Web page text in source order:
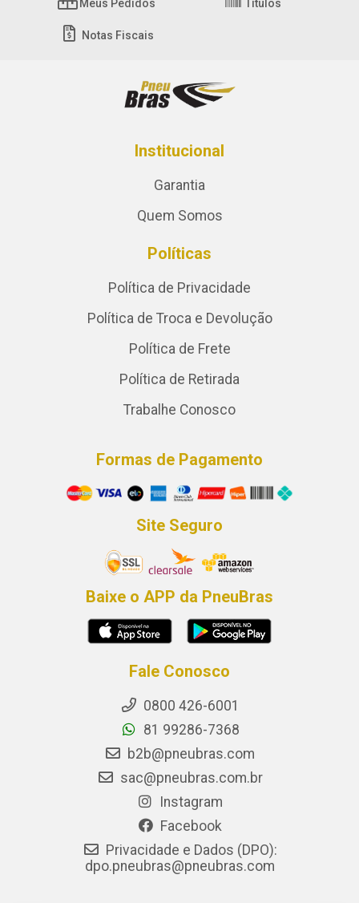
Meus Pedidos Títulos
Notas Fiscais
Institucional
Garantia
Quem Somos
Políticas
Política de Privacidade
Política de Troca e Devolução
Política de Frete
Política de Retirada
Trabalhe Conosco
Formas de Pagamento
Site Seguro
Baixe o APP da PneuBras
Fale Conosco
0800 426-6001
81 99286-7368
b2b@pneubras.com
sac@pneubras.com.br
Instagram
Facebook
Privacidade e Dados (DPO):
dpo.pneubras@pneubras.com